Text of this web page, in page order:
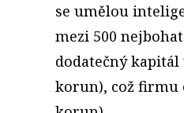
se umělou
mezi 500
dodatečný
korun), což firmu